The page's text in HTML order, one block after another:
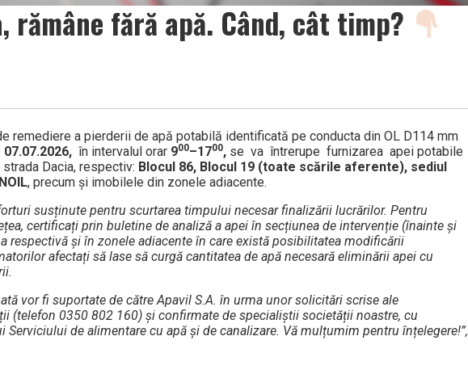
rămâne fără apă. Când, cât timp?
remediere a pierderii de apă potabilă identificată pe conducta din OL D114 mm
07.07.2026, în intervalul orar 900–1700, se va întrerupe furnizarea apei potabile
Dacia, respectiv: Blocul 86, Blocul 19 (toate scările aferente), sediul
, precum și imobilele din zonele adiacente.
susținute pentru scurtarea timpului necesar finalizării lucrărilor. Pentru
certificați prin buletine de analiză a apei în secțiunea de intervenție (înainte și
respectivă și în zonele adiacente în care există posibilitatea modificării
afectați să lase să curgă cantitatea de apă necesară eliminării apei cu
vor fi suportate de către Apavil S.A. în urma unor solicitări scrise ale
(telefon 0350 802 160) și confirmate de specialiștii societății noastre, cu
de alimentare cu apă și de canalizare. Vă mulțumim pentru înțelegere!”,